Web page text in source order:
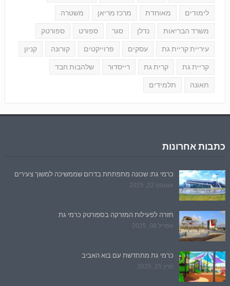
לימודים מאוחדת מרכז מריאן משטרה
משרד הבריאות נדלן סגר ספורט ספורטק
עיריית קריית גת עסקים פרוייקטים קורונה קניון
קריית גת קרית גת רייסדור שלהבות חבד
תאונה תלמידים
כתבות אחרונות
כרמי גת: שכונה מתפתחת בדרום שממשיכה למשוך צעירים
אוגוסט 22, 2025
חזרה לפעילות המזרקה בספורטק כרמי גת
אפריל 08, 2025
כרמי גת מתחדשת עם בוא האביב
מרץ 25, 2025